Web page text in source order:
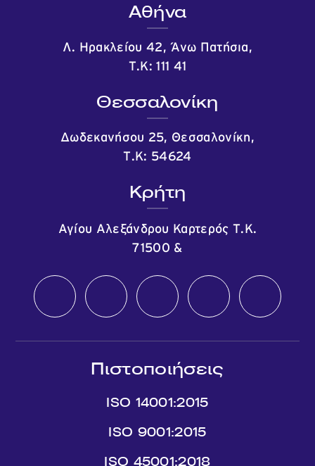
Αθήνα
Λ. Ηρακλείου 42, Άνω Πατήσια,
Τ.Κ: 111 41
Θεσσαλονίκη
Δωδεκανήσου 25, Θεσσαλονίκη,
Τ.Κ: 54624
Κρήτη
Αγίου Αλεξάνδρου Καρτερός Τ.Κ.
71500 &
Πιστοποιήσεις
ISO 14001:2015
ISO 9001:2015
ISO 45001:2018